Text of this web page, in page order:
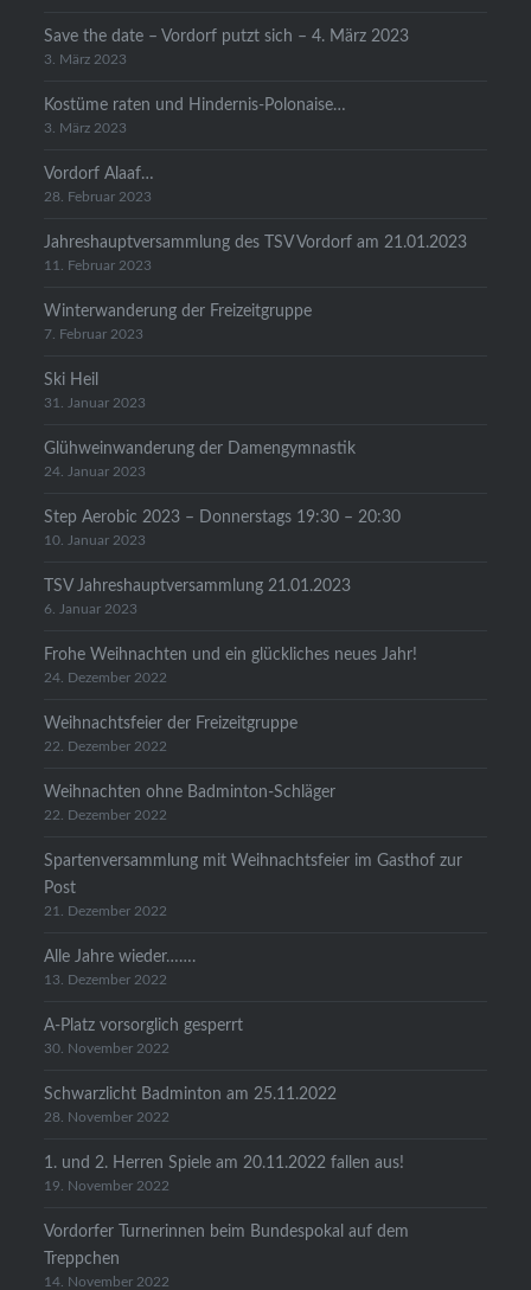
Save the date – Vordorf putzt sich – 4. März 2023
3. März 2023
Kostüme raten und Hindernis-Polonaise…
3. März 2023
Vordorf Alaaf…
28. Februar 2023
Jahreshauptversammlung des TSV Vordorf am 21.01.2023
11. Februar 2023
Winterwanderung der Freizeitgruppe
7. Februar 2023
Ski Heil
31. Januar 2023
Glühweinwanderung der Damengymnastik
24. Januar 2023
Step Aerobic 2023 – Donnerstags 19:30 – 20:30
10. Januar 2023
TSV Jahreshauptversammlung 21.01.2023
6. Januar 2023
Frohe Weihnachten und ein glückliches neues Jahr!
24. Dezember 2022
Weihnachtsfeier der Freizeitgruppe
22. Dezember 2022
Weihnachten ohne Badminton-Schläger
22. Dezember 2022
Spartenversammlung mit Weihnachtsfeier im Gasthof zur
Post
21. Dezember 2022
Alle Jahre wieder…….
13. Dezember 2022
A-Platz vorsorglich gesperrt
30. November 2022
Schwarzlicht Badminton am 25.11.2022
28. November 2022
1. und 2. Herren Spiele am 20.11.2022 fallen aus!
19. November 2022
Vordorfer Turnerinnen beim Bundespokal auf dem
Treppchen
14. November 2022